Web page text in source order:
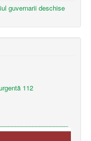
guvernarii deschise
112